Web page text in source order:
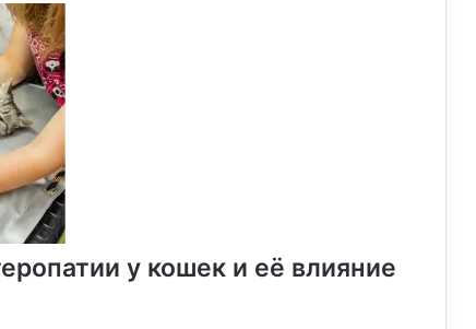
у кошек и её влияние